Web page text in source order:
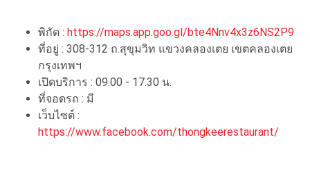
พิกัด : https://maps.app.goo.gl/bte4Nnv4x3z6NS2P9
ที่อยู่ : 308-312 ถ.สุขุมวิท แขวงคลองเตย เขตคลองเตย
กรุงเทพฯ
เปิดบริการ : 09.00 - 17.30 น.
ที่จอดรถ : มี
เว็บไซต์ :
https://www.facebook.com/thongkeerestaurant/